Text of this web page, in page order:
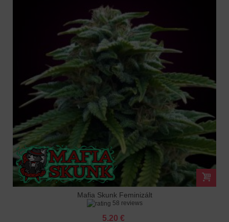
Mafia Skunk Feminizált
58 reviews
5.20 €